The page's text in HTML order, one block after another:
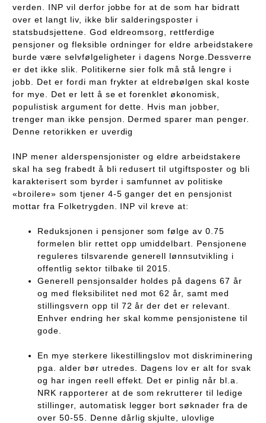
verden. INP vil derfor jobbe for at de som har bidratt
over et langt liv, ikke blir salderingsposter i
statsbudsjettene. God eldreomsorg, rettferdige
pensjoner og fleksible ordninger for eldre arbeidstakere
burde være selvfølgeligheter i dagens Norge.Dessverre
er det ikke slik. Politikerne sier folk må stå lengre i
jobb. Det er fordi man frykter at eldrebølgen skal koste
for mye. Det er lett å se et forenklet økonomisk,
populistisk argument for dette. Hvis man jobber,
trenger man ikke pensjon. Dermed sparer man penger.
Denne retorikken er uverdig
INP mener alderspensjonister og eldre arbeidstakere
skal ha seg frabedt å bli redusert til utgiftsposter og bli
karakterisert som byrder i samfunnet av politiske
«broilere» som tjener 4-5 ganger det en pensjonist
mottar fra Folketrygden. INP vil kreve at:
Reduksjonen i pensjoner som følge av 0.75
formelen blir rettet opp umiddelbart. Pensjonene
reguleres tilsvarende generell lønnsutvikling i
offentlig sektor tilbake til 2015.
Generell pensjonsalder holdes på dagens 67 år
og med fleksibilitet ned mot 62 år, samt med
stillingsvern opp til 72 år der det er relevant.
Enhver endring her skal komme pensjonistene til
gode.
En mye sterkere likestillingslov mot diskriminering
pga. alder bør utredes. Dagens lov er alt for svak
og har ingen reell effekt. Det er pinlig når bl.a.
NRK rapporterer at de som rekrutterer til ledige
stillinger, automatisk legger bort søknader fra de
over 50-55. Denne dårlig skjulte, ulovlige